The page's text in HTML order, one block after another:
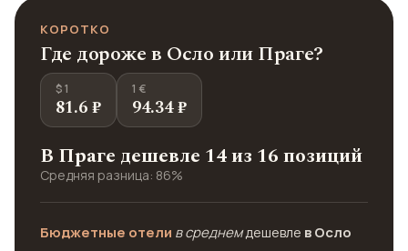
КОРОТКО
Где дороже в Осло или Праге?
$ 1
81.6 ₽
1 €
94.34 ₽
В Праге дешевле 14 из 16 позиций
Средняя разница: 86%
Бюджетные отели в среднемдешевле в Осло